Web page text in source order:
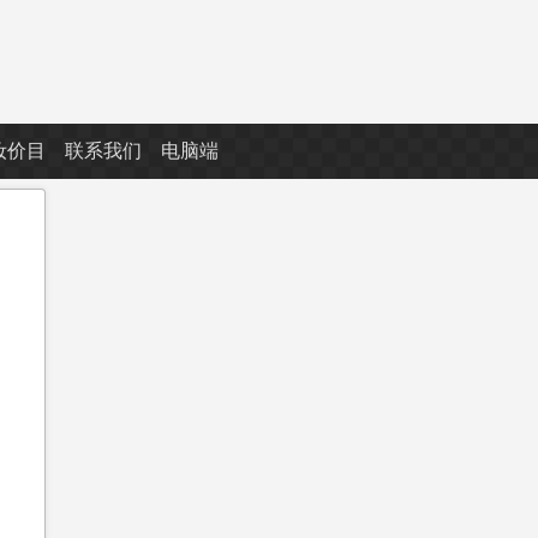
价目 联系我们 电脑端